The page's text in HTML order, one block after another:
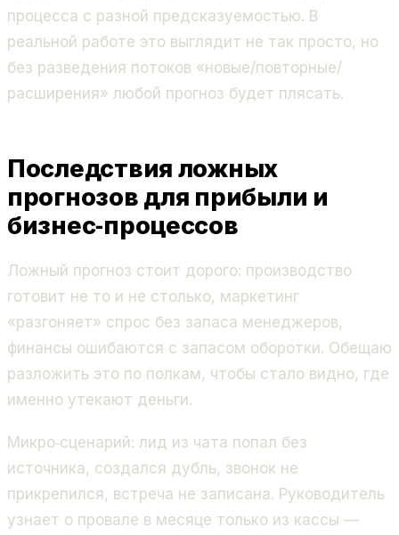
процесса с разной предсказуемостью. В
реальной работе это выглядит не так просто, но
без разведения потоков «новые/повторные/
расширения» любой прогноз будет плясать.
Последствия ложных
прогнозов для прибыли и
бизнес‑процессов
Ложный прогноз стоит дорого: производство
готовит не то и не столько, маркетинг
«разгоняет» спрос без запаса менеджеров,
финансы ошибаются с запасом оборотки. Обещаю
разложить это по полкам, чтобы стало видно, где
именно утекают деньги.
Микро‑сценарий: лид из чата попал без
источника, создался дубль, звонок не
прикрепился, встреча не записана. Руководитель
узнает о провале в месяце только из кассы —